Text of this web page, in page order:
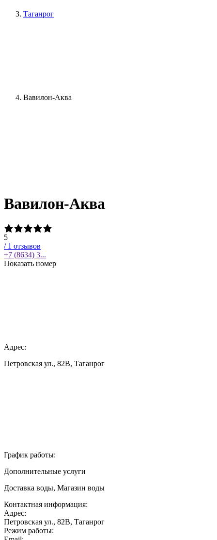
Таганрог
Вавилон-Аква
Вавилон-Аква
5
/ 1 отзывов
+7 (8634) 3...
Показать номер
Адрес:
Петровская ул., 82В, Таганрог
График работы:
Дополнительные услуги
Доставка воды, Магазин воды
Контактная информация:
Адрес:
Петровская ул., 82В, Таганрог
Режим работы: